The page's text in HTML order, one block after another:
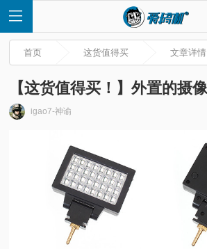
首页 这货值得买 文章详情
【这货值得买！】外置的摄
igao7-神谕